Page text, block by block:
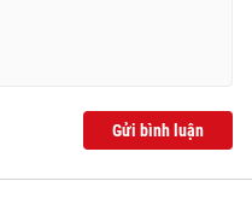
Gửi bình luận